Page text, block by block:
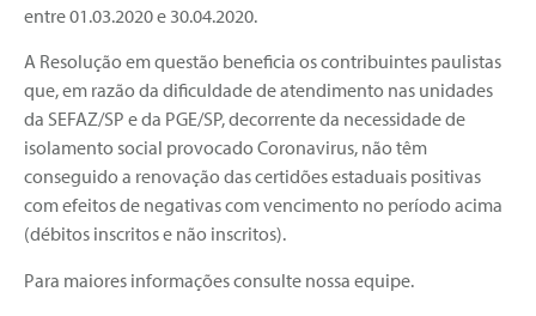
entre 01.03.2020 e 30.04.2020.
A Resolução em questão beneficia os contribuintes paulistas
que, em razão da dificuldade de atendimento nas unidades
da SEFAZ/SP e da PGE/SP, decorrente da necessidade de
isolamento social provocado Coronavirus, não têm
conseguido a renovação das certidões estaduais positivas
com efeitos de negativas com vencimento no período acima
(débitos inscritos e não inscritos).
Para maiores informações consulte nossa equipe.